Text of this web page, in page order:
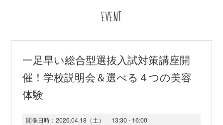
EVENT
一足早い総合型選抜入試対策講座開
催！学校説明会＆選べる４つの美容
体験
開催日時： 2026.04.18（土） 13:30 - 16:00